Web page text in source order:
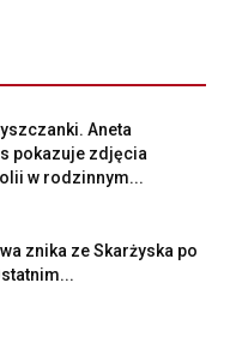
Aneta
pokazuje zdjęcia
w rodzinnym...
znika ze Skarżyska po